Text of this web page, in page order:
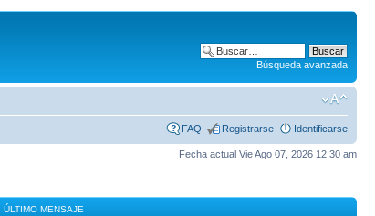
Búsqueda avanzada
FAQ Registrarse Identificarse
Fecha actual Vie Ago 07, 2026 12:30 am
ÚLTIMO MENSAJE